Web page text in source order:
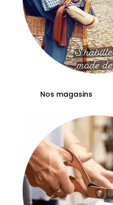
Nos magasins